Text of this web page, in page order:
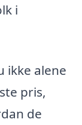
i
ikke alene
pris,
de